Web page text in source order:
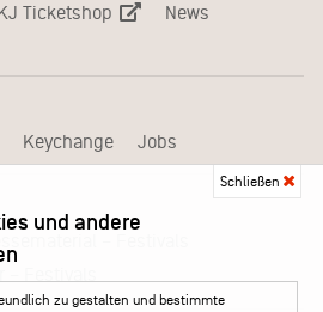
Ticketshop
News
Keychange Jobs
Schließen
und andere
zu gestalten und bestimmte